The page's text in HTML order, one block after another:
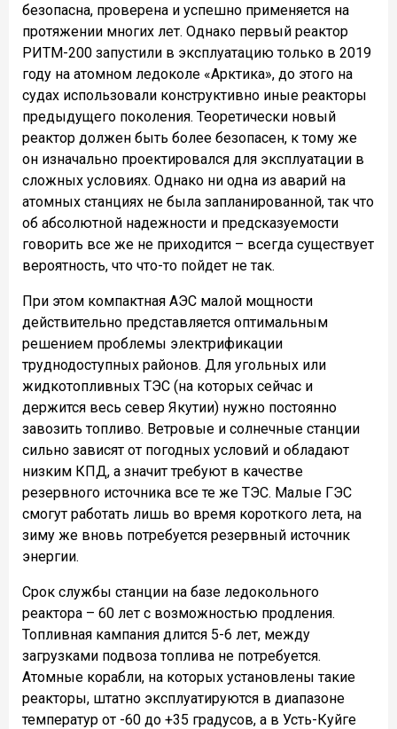
безопасна, проверена и успешно применяется на
протяжении многих лет. Однако первый реактор
РИТМ-200 запустили в эксплуатацию только в 2019
году на атомном ледоколе «Арктика», до этого на
судах использовали конструктивно иные реакторы
предыдущего поколения. Теоретически новый
реактор должен быть более безопасен, к тому же
он изначально проектировался для эксплуатации в
сложных условиях. Однако ни одна из аварий на
атомных станциях не была запланированной, так что
об абсолютной надежности и предсказуемости
говорить все же не приходится – всегда существует
вероятность, что что-то пойдет не так.
При этом компактная АЭС малой мощности
действительно представляется оптимальным
решением проблемы электрификации
труднодоступных районов. Для угольных или
жидкотопливных ТЭС (на которых сейчас и
держится весь север Якутии) нужно постоянно
завозить топливо. Ветровые и солнечные станции
сильно зависят от погодных условий и обладают
низким КПД, а значит требуют в качестве
резервного источника все те же ТЭС. Малые ГЭС
смогут работать лишь во время короткого лета, на
зиму же вновь потребуется резервный источник
энергии.
Срок службы станции на базе ледокольного
реактора – 60 лет с возможностью продления.
Топливная кампания длится 5-6 лет, между
загрузками подвоза топлива не потребуется.
Атомные корабли, на которых установлены такие
реакторы, штатно эксплуатируются в диапазоне
температур от -60 до +35 градусов, а в Усть-Куйге